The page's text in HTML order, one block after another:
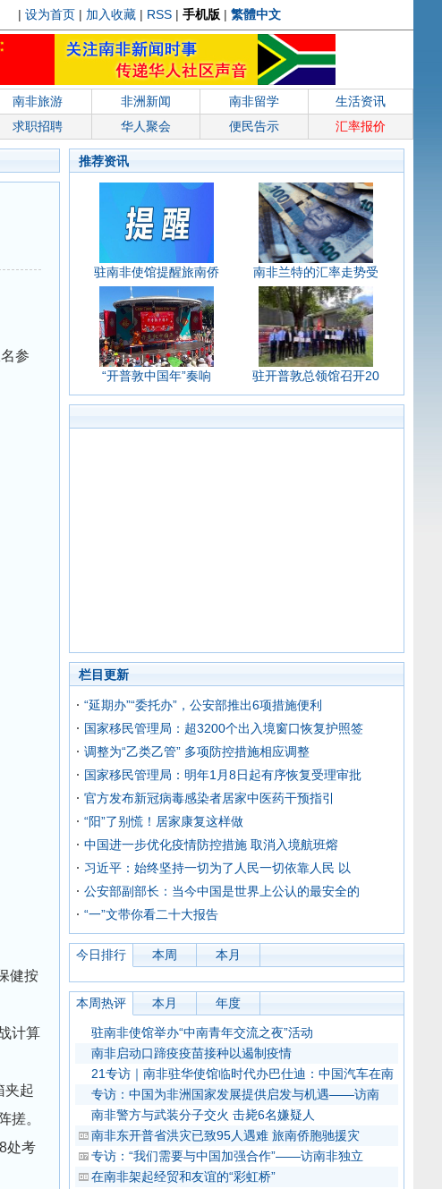
| 设为首页 | 加入收藏 | RSS | 手机版 | 繁體中文
南非旅游 非洲新闻 南非留学
生活资讯
求职招聘 华人聚会 便民告示 汇率报价
参
健按
计算
夹起
搓。
处考
推荐资讯
驻南非使馆提醒旅南侨 南非兰特的汇率走势受
“开普敦中国年”奏响 驻开普敦总领馆召开20
栏目更新
“延期办”“委托办”，公安部推出6项措施便利
国家移民管理局：超3200个出入境窗口恢复护照签
调整为“乙类乙管” 多项防控措施相应调整
国家移民管理局：明年1月8日起有序恢复受理审批
官方发布新冠病毒感染者居家中医药干预指引
“阳”了别慌！居家康复这样做
中国进一步优化疫情防控措施 取消入境航班熔
习近平：始终坚持一切为了人民一切依靠人民 以
公安部副部长：当今中国是世界上公认的最安全的
“一”文带你看二十大报告
今日排行 本周 本月
本周热评 本月 年度
驻南非使馆举办“中南青年交流之夜”活动
南非启动口蹄疫疫苗接种以遏制疫情
21专访｜南非驻华使馆临时代办巴仕迪：中国汽车在南
专访：中国为非洲国家发展提供启发与机遇——访南
南非警方与武装分子交火 击毙6名嫌疑人
南非东开普省洪灾已致95人遇难 旅南侨胞驰援灾
专访：“我们需要与中国加强合作”——访南非独立
在南非架起经贸和友谊的“彩虹桥”